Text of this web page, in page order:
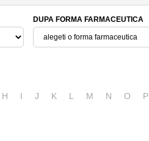
DUPA FORMA FARMACEUTICA
H I J K L M N O P